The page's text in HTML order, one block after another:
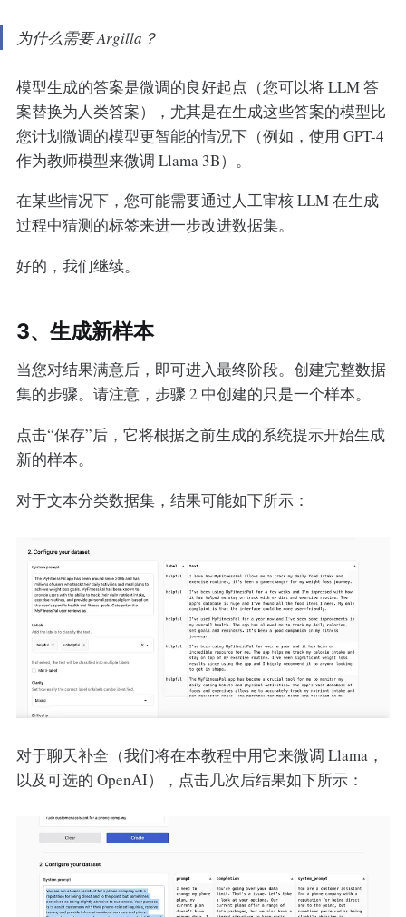
为什么需要 Argilla？
模型生成的答案是微调的良好起点（您可以将 LLM 答
案替换为人类答案），尤其是在生成这些答案的模型比
您计划微调的模型更智能的情况下（例如，使用 GPT-4
作为教师模型来微调 Llama 3B）。
在某些情况下，您可能需要通过人工审核 LLM 在生成
过程中猜测的标签来进一步改进数据集。
好的，我们继续。
3、生成新样本
当您对结果满意后，即可进入最终阶段。创建完整数据
集的步骤。请注意，步骤 2 中创建的只是一个样本。
点击“保存”后，它将根据之前生成的系统提示开始生成
新的样本。
对于文本分类数据集，结果可能如下所示：
对于聊天补全（我们将在本教程中用它来微调 Llama，
以及可选的 OpenAI），点击几次后结果如下所示：